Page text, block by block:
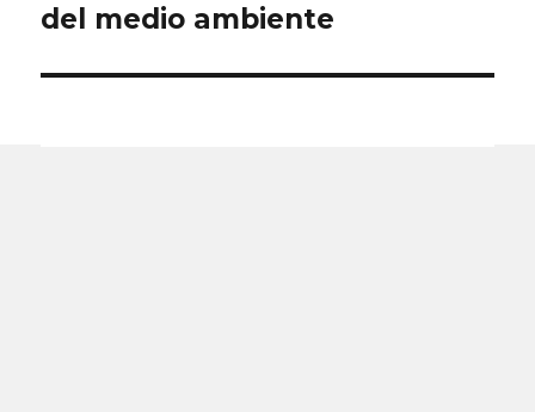
del medio ambiente